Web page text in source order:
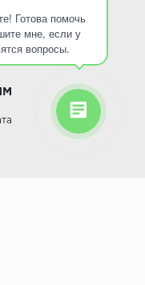
Готова помочь
мне, если у
вопросы.